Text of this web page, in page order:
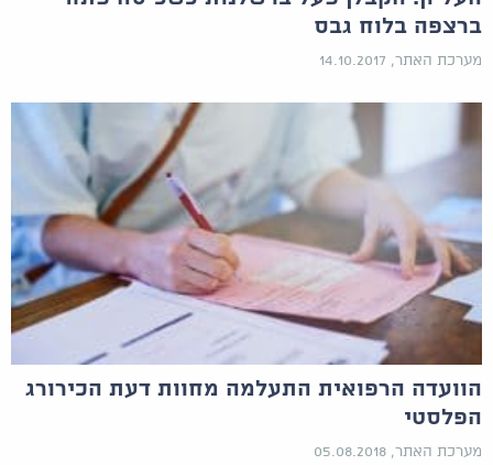
ברצפה בלוח גבס
מערכת האתר, 14.10.2017
הוועדה הרפואית התעלמה מחוות דעת הכירורג
הפלסטי
מערכת האתר, 05.08.2018